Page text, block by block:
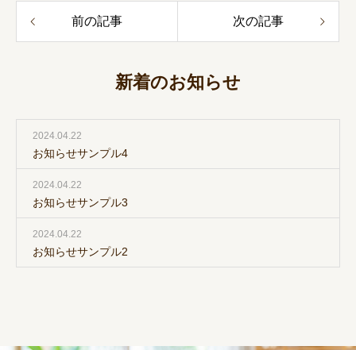
前の記事 次の記事
新着のお知らせ
2024.04.22
お知らせサンプル4
2024.04.22
お知らせサンプル3
2024.04.22
お知らせサンプル2